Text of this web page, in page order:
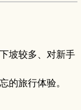
坡较多、对新手
的旅行体验。